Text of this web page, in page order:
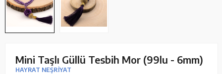
Mini Taşlı Güllü Tesbih Mor (99lu - 6mm)
HAYRAT NEŞRİYAT